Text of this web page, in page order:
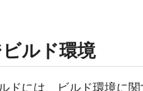
ルド環境
ドには、ビルド環境に関